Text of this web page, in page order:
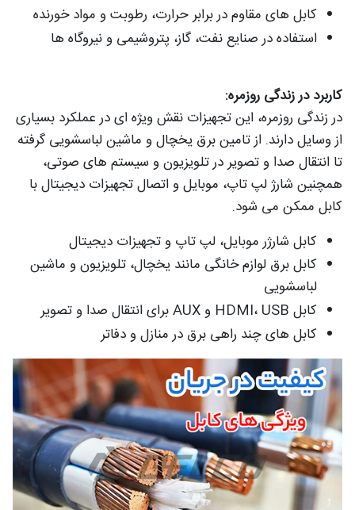
کابل‌ های مقاوم در برابر حرارت، رطوبت و مواد خورنده
استفاده در صنایع نفت، گاز، پتروشیمی و نیروگاه‌ ها
کاربرد در زندگی روزمره:
در زندگی روزمره، این تجهیزات نقش ویژه ای در عملکرد بسیاری
از وسایل دارند. از تامین برق یخچال و ماشین لباسشویی گرفته
تا انتقال صدا و تصویر در تلویزیون و سیستم‌ های صوتی،
همچنین شارژ لپ‌ تاپ، موبایل و اتصال تجهیزات دیجیتال با
کابل ممکن می‌ شود.
کابل شارژر موبایل، لپ‌ تاپ و تجهیزات دیجیتال
کابل برق لوازم خانگی مانند یخچال، تلویزیون و ماشین
لباسشویی
کابل HDMI، USB و AUX برای انتقال صدا و تصویر
کابل‌ های چند راهی برق در منازل و دفاتر